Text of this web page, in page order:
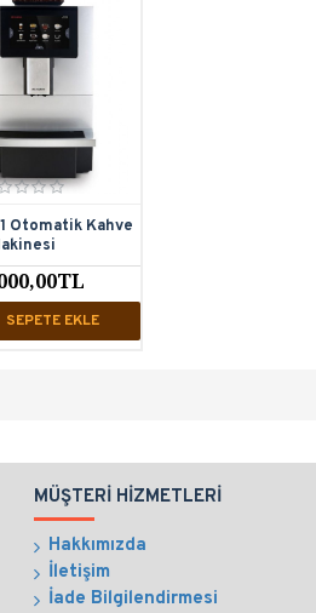
Otomatik Kahve
SEPETE EKLE
MÜŞTERI HIZMETLERI
Hakkımızda
İletişim
İade Bilgilendirmesi